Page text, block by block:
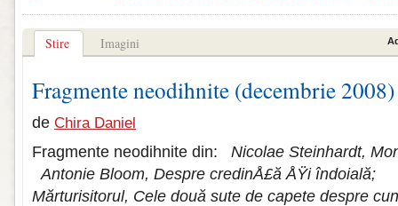
Stire Imagini
Fragmente neodihnite (decembrie 2008)
de Chira Daniel
Fragmente neodihnite din:
Nicolae Steinhardt,
Antonie Bloom, Despre credinÅ£ă ÅŸi îndoială;
Mărturisitorul, Cele două sute de capete despre